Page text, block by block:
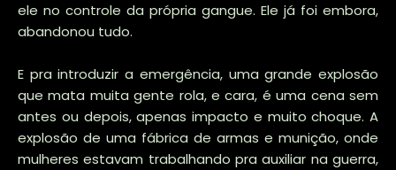
ele no controle da própria gangue. Ele já foi embora,
abandonou tudo.
E pra introduzir a emergência, uma grande explosão
que mata muita gente rola, e cara, é uma cena sem
antes ou depois, apenas impacto e muito choque. A
explosão de uma fábrica de armas e munição, onde
mulheres estavam trabalhando pra auxiliar na guerra,